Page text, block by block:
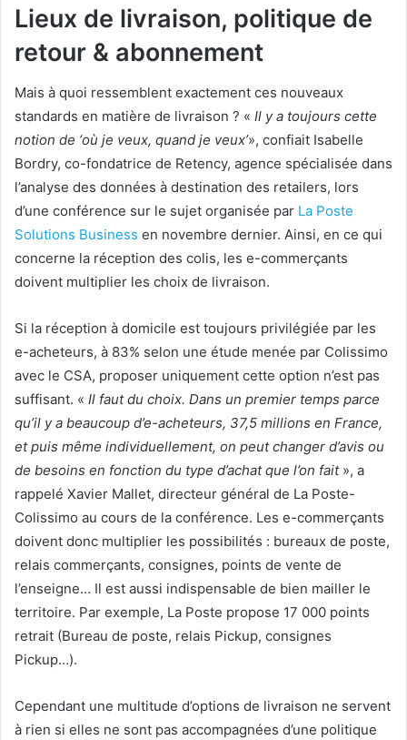
Lieux de livraison, politique de
retour & abonnement
Mais à quoi ressemblent exactement ces nouveaux
standards en matière de livraison ? « Il y a toujours cette
notion de ‘où je veux, quand je veux’», confiait Isabelle
Bordry, co-fondatrice de Retency, agence spécialisée dans
l’analyse des données à destination des retailers, lors
d’une conférence sur le sujet organisée par La Poste
Solutions Business en novembre dernier. Ainsi, en ce qui
concerne la réception des colis, les e-commerçants
doivent multiplier les choix de livraison.
Si la réception à domicile est toujours privilégiée par les
e-acheteurs, à 83% selon une étude menée par Colissimo
avec le CSA, proposer uniquement cette option n’est pas
suffisant. « Il faut du choix. Dans un premier temps parce
qu’il y a beaucoup d’e-acheteurs, 37,5 millions en France,
et puis même individuellement, on peut changer d’avis ou
de besoins en fonction du type d’achat que l’on fait », a
rappelé Xavier Mallet, directeur général de La Poste-
Colissimo au cours de la conférence. Les e-commerçants
doivent donc multiplier les possibilités : bureaux de poste,
relais commerçants, consignes, points de vente de
l’enseigne… Il est aussi indispensable de bien mailler le
territoire. Par exemple, La Poste propose 17 000 points
retrait (Bureau de poste, relais Pickup, consignes
Pickup…).
Cependant une multitude d’options de livraison ne servent
à rien si elles ne sont pas accompagnées d’une politique